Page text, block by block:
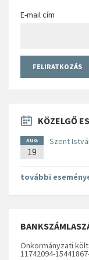
E-mail cím
KÖZELGŐ
AUG
19
Szent
további
Önkormányzati
11742094-